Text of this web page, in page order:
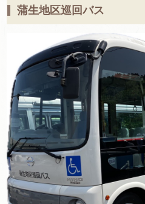
蒲生地区巡回バス